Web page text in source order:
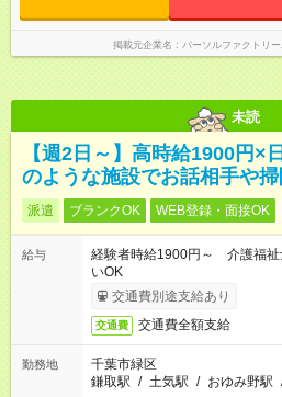
掲載元企業名 パーソルファクトリ
未読
【週2日～】高時給1900円×
のような施設でお話相手や
派遣 ブランクOK WEB登録・面接OK
給与
経験者時給1900円～ 介護福
いOK
交通費別途支給あり
交通費 交通費全額支給
勤務地
千葉市緑区
鎌取駅 / 土気駅 / おゆみ野駅